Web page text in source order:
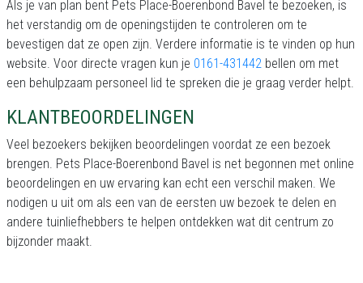
Als je van plan bent Pets Place-Boerenbond Bavel te bezoeken, is
het verstandig om de openingstijden te controleren om te
bevestigen dat ze open zijn. Verdere informatie is te vinden op hun
website. Voor directe vragen kun je 0161-431442 bellen om met
een behulpzaam personeel lid te spreken die je graag verder helpt.
KLANTBEOORDELINGEN
Veel bezoekers bekijken beoordelingen voordat ze een bezoek
brengen. Pets Place-Boerenbond Bavel is net begonnen met online
beoordelingen en uw ervaring kan echt een verschil maken. We
nodigen u uit om als een van de eersten uw bezoek te delen en
andere tuinliefhebbers te helpen ontdekken wat dit centrum zo
bijzonder maakt.